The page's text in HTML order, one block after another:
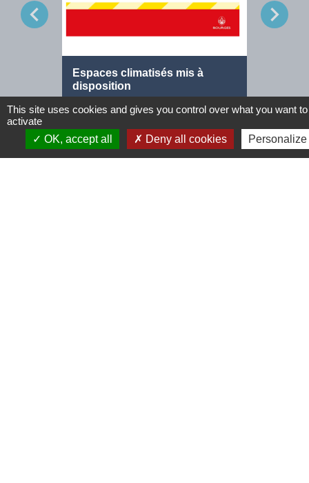
Espaces climatisés mis à
disposition
chevron_left chevron_right
This site uses cookies and gives you control over what you want to
activate
OK, accept all
Deny all cookies Personalize